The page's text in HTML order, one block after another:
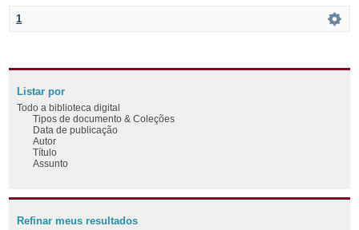
1
Listar por
Todo a biblioteca digital
Tipos de documento & Coleções
Data de publicação
Autor
Título
Assunto
Refinar meus resultados